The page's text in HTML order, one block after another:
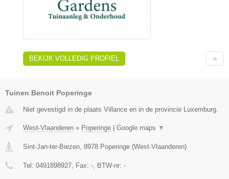
BEKIJK VOLLEDIG PROFIEL
Tuinen Benoit Poperinge
Niet gevestigd in de plaats Villance en in de provincie Luxemburg.
West-Vlaanderen » Poperinge Google maps ▼
Sint-Jan-ter-Biezen 8978 Poperinge (West-Vlaanderen)
Tel: 0491898927 , Fax: - , BTW-nr: -